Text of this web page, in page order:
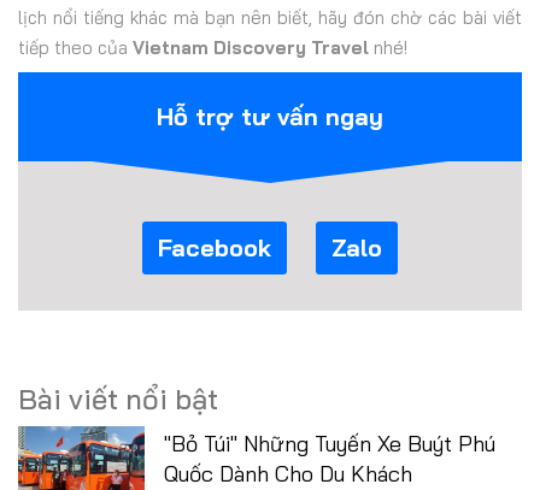
lịch nổi tiếng khác mà bạn nên biết, hãy đón chờ các bài viết
tiếp theo của Vietnam Discovery Travel nhé!
Hỗ trợ tư vấn ngay
Facebook Zalo
Bài viết nổi bật
"Bỏ Túi" Những Tuyến Xe Buýt Phú
Quốc Dành Cho Du Khách